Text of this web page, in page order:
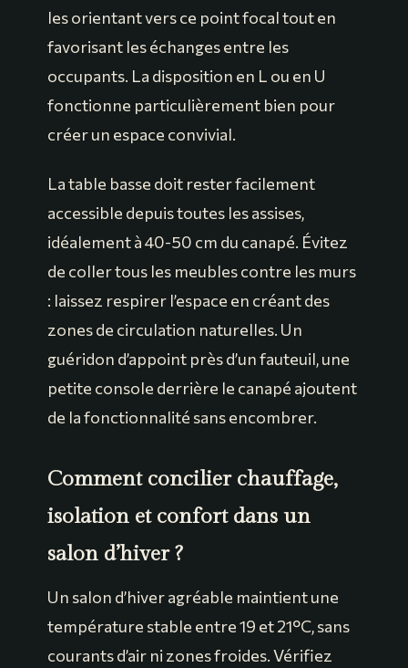
les orientant vers ce point focal tout en
favorisant les échanges entre les
occupants. La disposition en L ou en U
fonctionne particulièrement bien pour
créer un espace convivial.
La table basse doit rester facilement
accessible depuis toutes les assises,
idéalement à 40-50 cm du canapé. Évitez
de coller tous les meubles contre les murs
: laissez respirer l’espace en créant des
zones de circulation naturelles. Un
guéridon d’appoint près d’un fauteuil, une
petite console derrière le canapé ajoutent
de la fonctionnalité sans encombrer.
Comment concilier chauffage,
isolation et confort dans un
salon d’hiver ?
Un salon d’hiver agréable maintient une
température stable entre 19 et 21°C, sans
courants d’air ni zones froides. Vérifiez